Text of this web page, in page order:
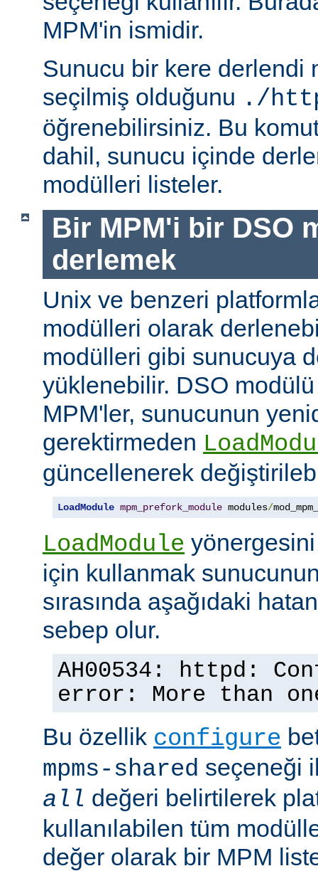
MPM'in ismidir.
Sunucu bir kere derlendi
seçilmiş olduğunu ./
öğrenebilirsiniz. Bu
dahil, sunucu içinde
modülleri listeler.
Bir MPM'i bir DSO
derlemek
Unix ve benzeri
modülleri olarak
modülleri gibi sunucuya
yüklenebilir. DSO
MPM'ler, sunucunun
gerektirmeden
güncellenerek
LoadModule mpm_prefork_module modules/
LoadModule
için kullanmak
sırasında aşağıdaki
sebep olur.
AH00534: httpd:
error: More than
Bu özellik configure
mpms-shared seçeneği
all değeri belirtilerek
kullanılabilen tüm
değer olarak bir MPM